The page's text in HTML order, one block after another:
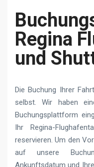
Regina
und
Die Buchung Ihrer
selbst. Wir haben
Buchungsplattform
Ihr Regina-
reservieren. Um den
auf unsere